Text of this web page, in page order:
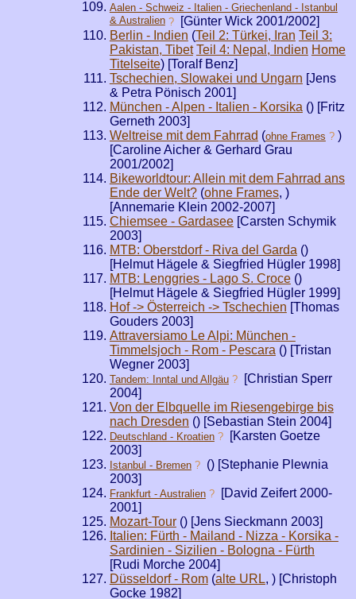
Aalen - Schweiz - Italien - Griechenland - Istanbul
& Australien?
[Günter Wick 2001/2002]
Berlin - Indien (Teil 2: Türkei, Iran Teil 3:
Pakistan, Tibet Teil 4: Nepal, Indien Home
Titelseite) [Toralf Benz]
Tschechien, Slowakei und Ungarn [Jens
& Petra Pönisch 2001]
München - Alpen - Italien - Korsika () [Fritz
Gerneth 2003]
Weltreise mit dem Fahrrad (ohne Frames ? )
[Caroline Aicher & Gerhard Grau
2001/2002]
Bikeworldtour: Allein mit dem Fahrrad ans
Ende der Welt?(ohne Frames, )
[Annemarie Klein 2002-2007]
Chiemsee - Gardasee[Carsten Schymik
2003]
MTB: Oberstdorf - Riva del Garda ()
[Helmut Hägele & Siegfried Hügler 1998]
MTB: Lenggries - Lago S. Croce()
[Helmut Hägele & Siegfried Hügler 1999]
Hof -> Österreich -> Tschechien [Thomas
Gouders 2003]
Attraversiamo Le Alpi: München -
Timmelsjoch - Rom - Pescara () [Tristan
Wegner 2003]
Tandem: Inntal und Allgäu?
[Christian Sperr
2004]
Von der Elbquelle im Riesengebirge bis
nach Dresden () [Sebastian Stein 2004]
Deutschland - Kroatien?
[Karsten Goetze
2003]
Istanbul - Bremen? () [Stephanie Plewnia
2003]
Frankfurt - Australien?
[David Zeifert 2000-
2001]
Mozart-Tour() [Jens Sieckmann 2003]
Italien: Fürth - Mailand - Nizza - Korsika -
Sardinien - Sizilien - Bologna - Fürth
[Rudi Morche 2004]
Düsseldorf - Rom(alte URL, ) [Christoph
Gocke 1982]